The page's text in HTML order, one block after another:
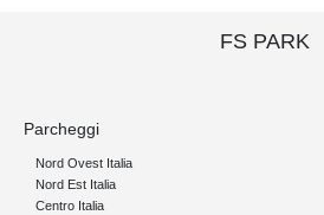
FS PARK
Parcheggi
Nord Ovest Italia
Nord Est Italia
Centro Italia